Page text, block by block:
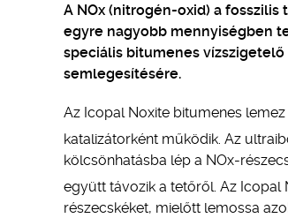
A NOx (nitrogén-oxid) a
egyre nagyobb mennyiségben
speciális bitumenes
semlegesítésére.
Az Icopal Noxite bitumenes
katalizátorként működik. Az
kölcsönhatásba lép a NOx-
együtt távozik a tetőről. Az Icopal
részecskéket, mielőtt lemossa